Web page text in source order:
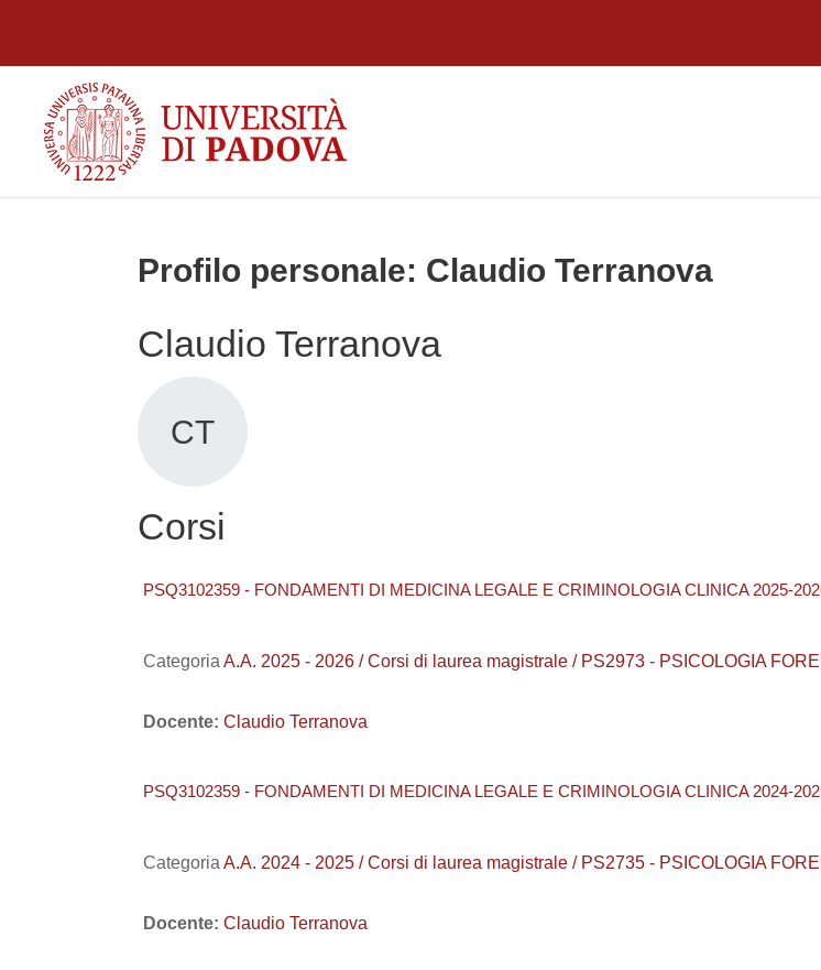
Profilo personale: Claudio Terranova
Claudio Terranova
CT
Corsi
PSQ3102359 - FONDAMENTI DI MEDICINA LEGALE E CRIMINOLOGIA CLINICA 2025-
Categoria A.A. 2025 - 2026 / Corsi di laurea magistrale / PS2973 - PSICOLOGIA
Docente: Claudio Terranova
PSQ3102359 - FONDAMENTI DI MEDICINA LEGALE E CRIMINOLOGIA CLINICA 2024-
Categoria A.A. 2024 - 2025 / Corsi di laurea magistrale / PS2735 - PSICOLOGIA
Docente: Claudio Terranova